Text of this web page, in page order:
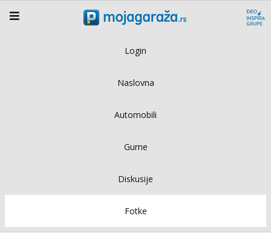
Login
Naslovna
Automobili
Gume
Diskusije
Fotke